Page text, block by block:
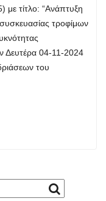
τίτλο: “Ανάπτυξη
τροφίμων
Δευτέρα 04-11-2024
του